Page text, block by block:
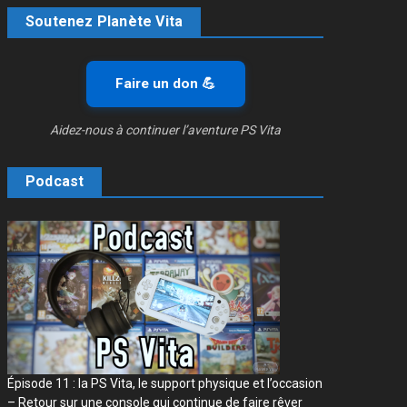
Soutenez Planète Vita
Faire un don 💪
Aidez-nous à continuer l’aventure PS Vita
Podcast
Épisode 11 : la PS Vita, le support physique et l’occasion
– Retour sur une console qui continue de faire rêver